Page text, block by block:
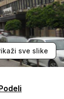
sve slike